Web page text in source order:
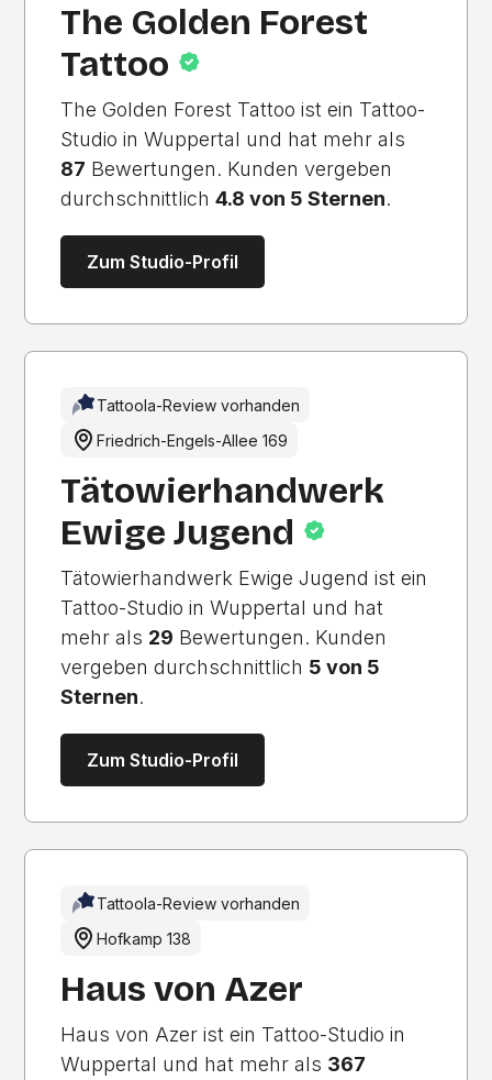
The Golden Forest
Tattoo
The Golden Forest Tattoo ist ein Tattoo-
Studio in Wuppertal und hat mehr als
87 Bewertungen. Kunden vergeben
durchschnittlich4.8 von 5 Sternen.
Zum Studio-Profil
Tattoola-Review vorhanden
Friedrich-Engels-Allee 169
Tätowierhandwerk
Ewige Jugend
Tätowierhandwerk Ewige Jugend ist ein
Tattoo-Studio in Wuppertal und hat
mehr als 29 Bewertungen. Kunden
vergeben durchschnittlich 5 von 5
Sternen.
Zum Studio-Profil
Tattoola-Review vorhanden
Hofkamp 138
Haus von Azer
Haus von Azer ist ein Tattoo-Studio in
Wuppertal und hat mehr als 367